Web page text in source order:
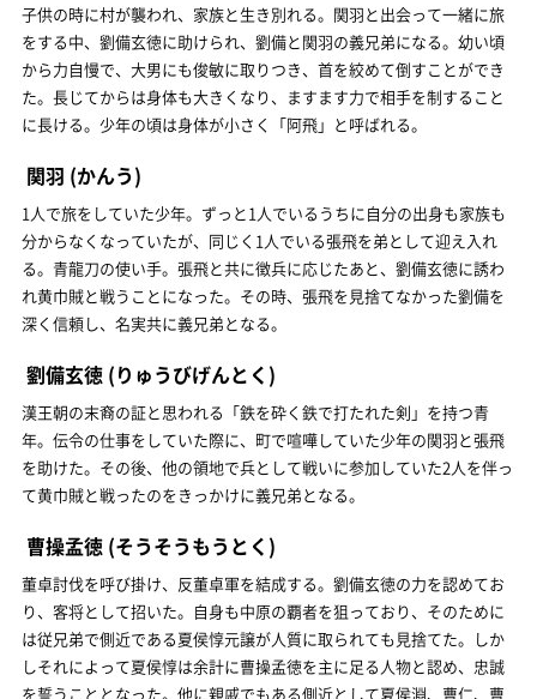
子供の時に村が襲われ、家族と生き別れる。関羽と出会って一緒に旅
をする中、劉備玄徳に助けられ、劉備と関羽の義兄弟になる。幼い頃
から力自慢で、大男にも俊敏に取りつき、首を絞めて倒すことができ
た。長じてからは身体も大きくなり、ますます力で相手を制すること
に長ける。少年の頃は身体が小さく「阿飛」と呼ばれる。
関羽 (かんう)
1人で旅をしていた少年。ずっと1人でいるうちに自分の出身も家族も
分からなくなっていたが、同じく1人でいる張飛を弟として迎え入れ
る。青龍刀の使い手。張飛と共に徴兵に応じたあと、劉備玄徳に誘わ
れ黄巾賊と戦うことになった。その時、張飛を見捨てなかった劉備を
深く信頼し、名実共に義兄弟となる。
劉備玄徳 (りゅうびげんとく)
漢王朝の末裔の証と思われる「鉄を砕く鉄で打たれた剣」を持つ青
年。伝令の仕事をしていた際に、町で喧嘩していた少年の関羽と張飛
を助けた。その後、他の領地で兵として戦いに参加していた2人を伴っ
て黄巾賊と戦ったのをきっかけに義兄弟となる。
曹操孟徳 (そうそうもうとく)
董卓討伐を呼び掛け、反董卓軍を結成する。劉備玄徳の力を認めてお
り、客将として招いた。自身も中原の覇者を狙っており、そのために
は従兄弟で側近である夏侯惇元譲が人質に取られても見捨てた。しか
しそれによって夏侯惇は余計に曹操孟徳を主に足る人物と認め、忠誠
を誓うこととなった。他に親戚でもある側近として夏侯淵、曹仁、曹